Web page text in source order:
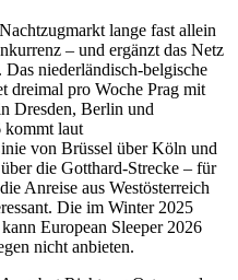
lange fast allein
– und ergänzt das Netz
niederländisch-belgische
dreimal pro Woche Prag mit
Dresden, Berlin und
kommt laut
von Brüssel über Köln und
die Gotthard-Strecke – für
Anreise aus Westösterreich
Die im Winter 2025
European Sleeper 2026
nicht anbieten.